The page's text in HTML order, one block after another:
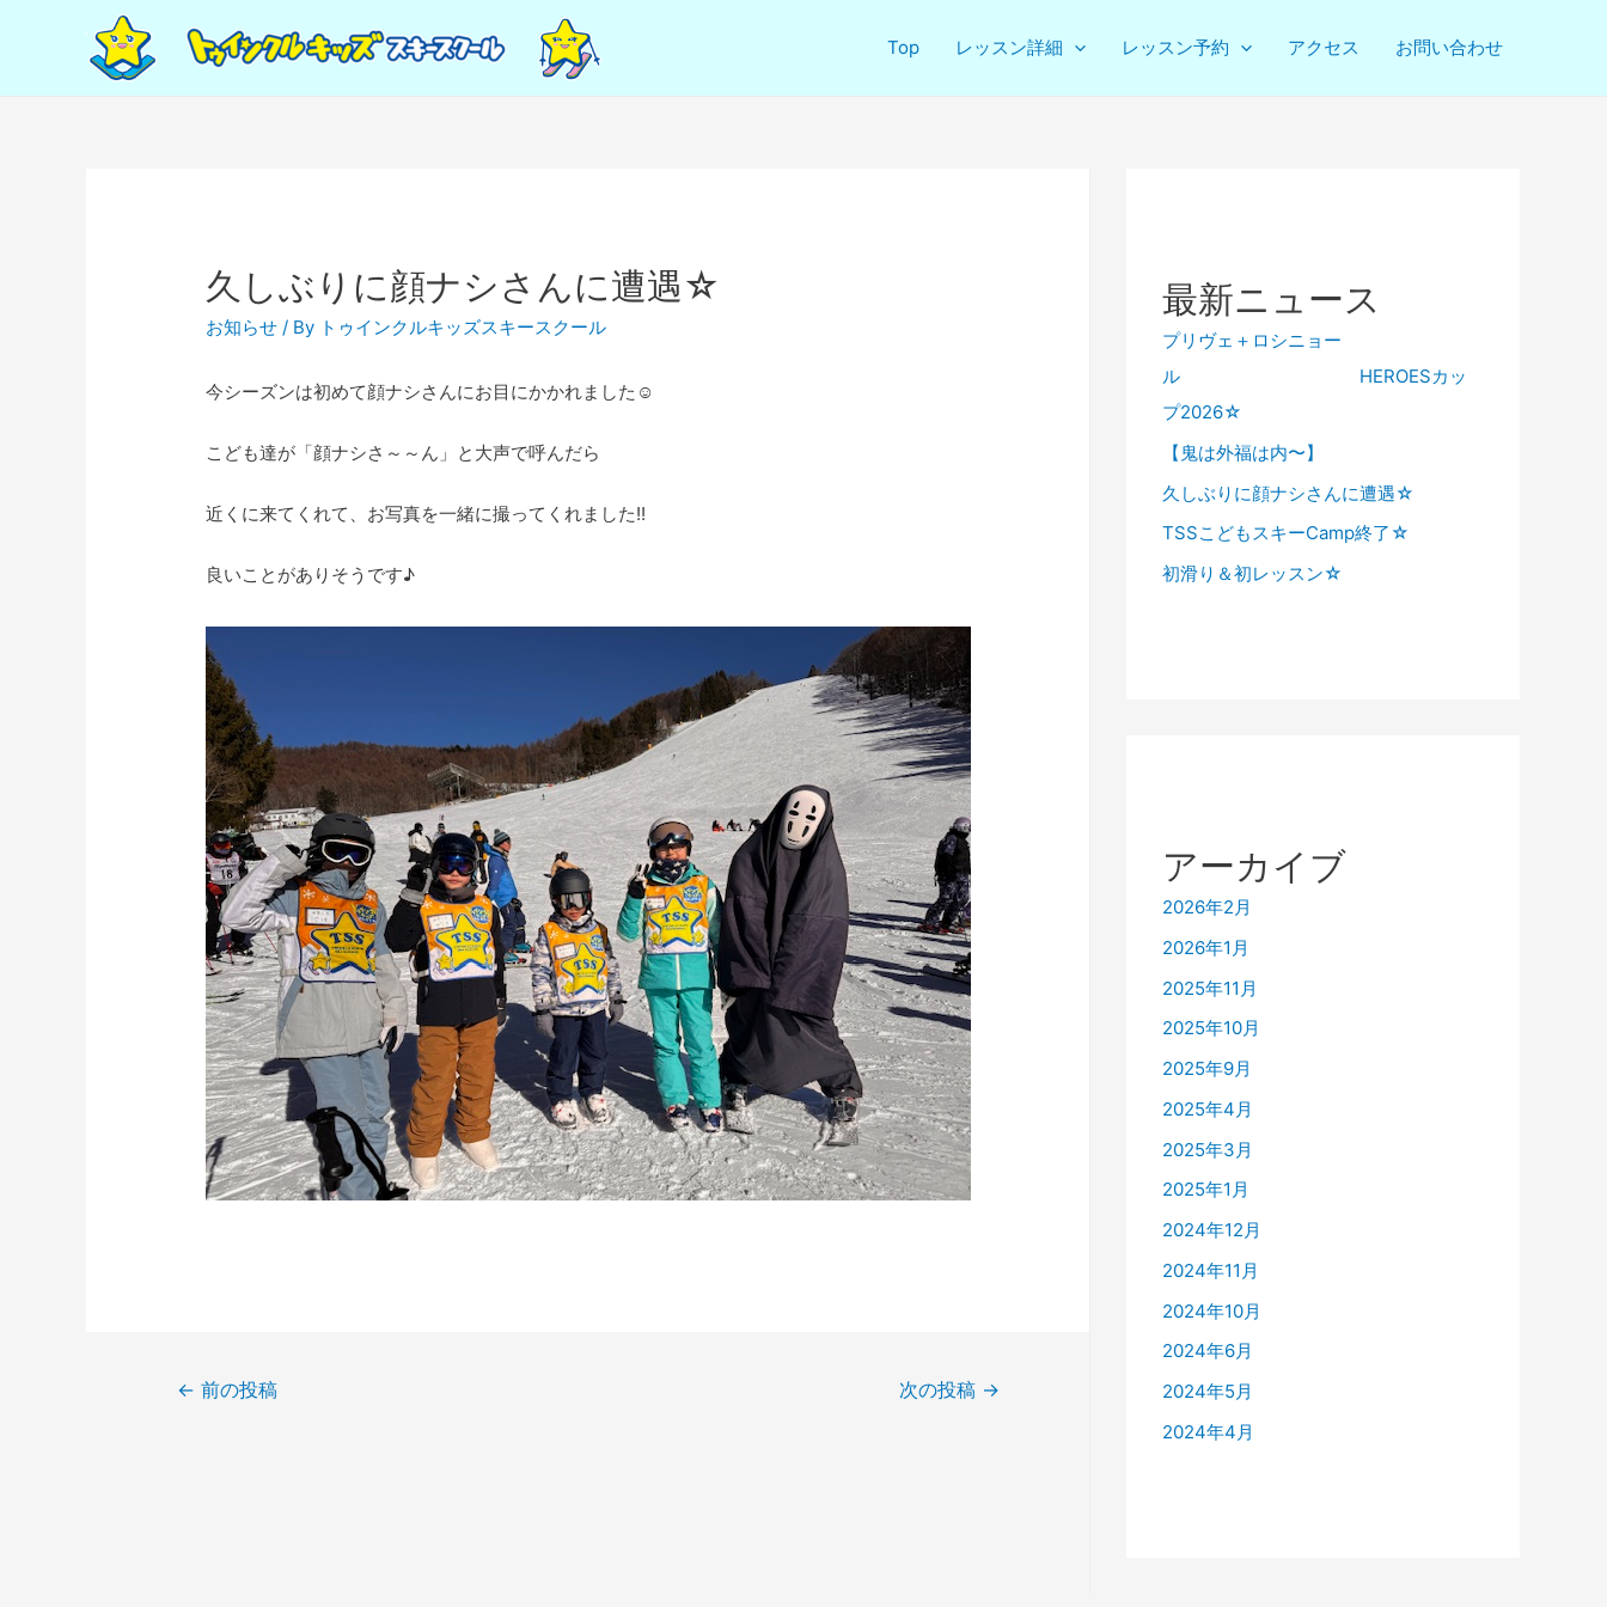
Top レッスン詳細 レッスン予約 アクセス お問い合わせ
久しぶりに顔ナシさんに遭遇☆
お知らせ / By トゥインクルキッズスキースクール
今シーズンは初めて顔ナシさんにお目にかかれました☺
こども達が「顔ナシさ～～ん」と大声で呼んだら
近くに来てくれて、お写真を一緒に撮ってくれました!!
良いことがありそうです♪
← 前の投稿 次の投稿 →
最新ニュース
プリヴェ＋ロシニョー
ル HEROESカッ
プ2026☆
【鬼は外福は内〜】
久しぶりに顔ナシさんに遭遇☆
TSSこどもスキーCamp終了☆
初滑り＆初レッスン☆
アーカイブ
2026年2月
2026年1月
2025年11月
2025年10月
2025年9月
2025年4月
2025年3月
2025年1月
2024年12月
2024年11月
2024年10月
2024年6月
2024年5月
2024年4月